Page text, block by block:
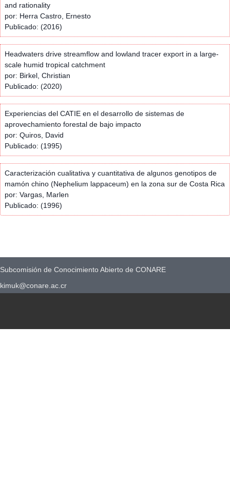
and rationality
por: Herra Castro, Ernesto
Publicado: (2016)
Headwaters drive streamflow and lowland tracer export in a large-
scale humid tropical catchment
por: Birkel, Christian
Publicado: (2020)
Experiencias del CATIE en el desarrollo de sistemas de
aprovechamiento forestal de bajo impacto
por: Quiros, David
Publicado: (1995)
Caracterización cualitativa y cuantitativa de algunos genotipos de
mamón chino (Nephelium lappaceum) en la zona sur de Costa Rica
por: Vargas, Marlen
Publicado: (1996)
Subcomisión de Conocimiento Abierto de CONARE
kimuk@conare.ac.cr